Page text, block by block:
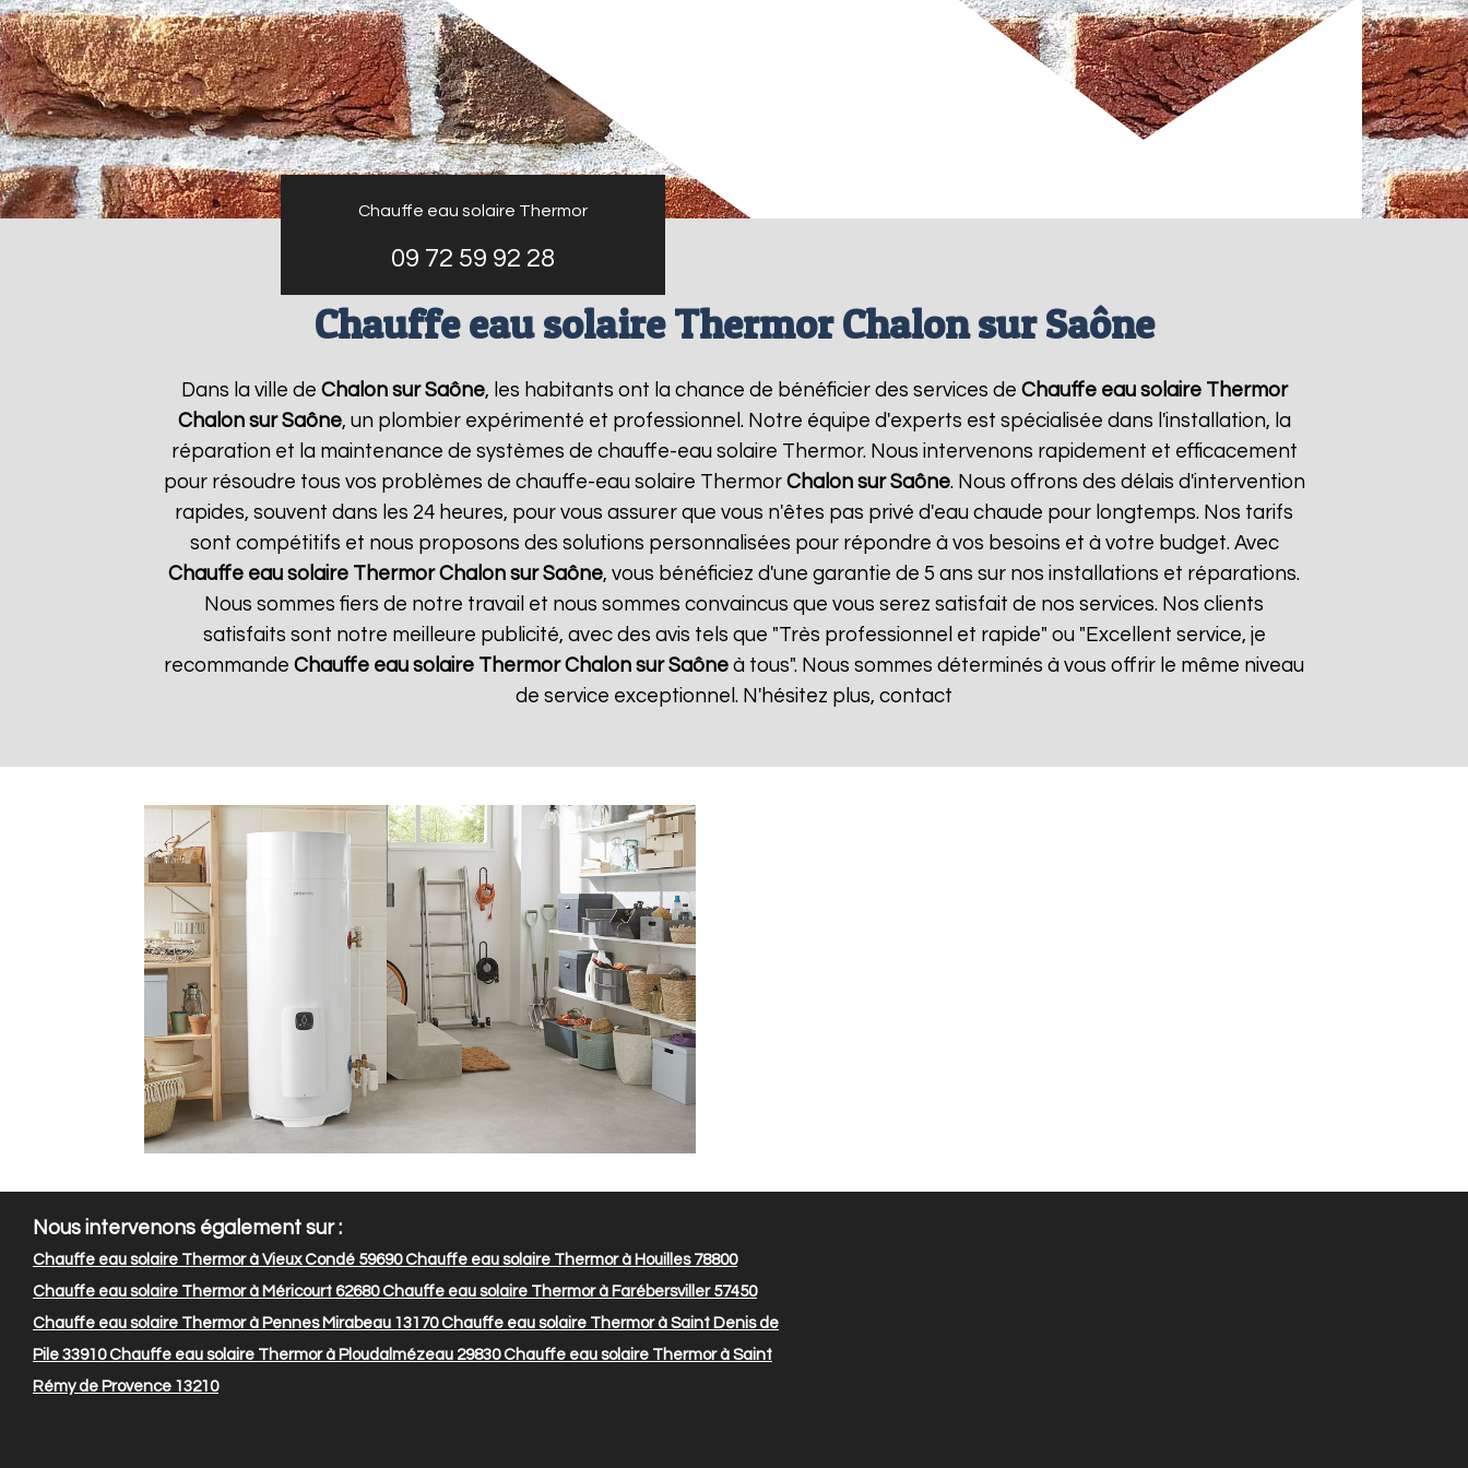
Chauffe eau solaire Thermor
09 72 59 92 28
Chauffe eau solaire Thermor Chalon sur Saône
Dans la ville de Chalon sur Saône, les habitants ont la chance de bénéficier des services de Chauffe eau solaire Thermor
Chalon sur Saône, un plombier expérimenté et professionnel. Notre équipe d'experts est spécialisée dans l'installation, la
réparation et la maintenance de systèmes de chauffe-eau solaire Thermor. Nous intervenons rapidement et efficacement
pour résoudre tous vos problèmes de chauffe-eau solaire Thermor Chalon sur Saône. Nous offrons des délais d'intervention
rapides, souvent dans les 24 heures, pour vous assurer que vous n'êtes pas privé d'eau chaude pour longtemps. Nos tarifs
sont compétitifs et nous proposons des solutions personnalisées pour répondre à vos besoins et à votre budget. Avec
Chauffe eau solaire Thermor Chalon sur Saône, vous bénéficiez d'une garantie de 5 ans sur nos installations et réparations.
Nous sommes fiers de notre travail et nous sommes convaincus que vous serez satisfait de nos services. Nos clients
satisfaits sont notre meilleure publicité, avec des avis tels que "Très professionnel et rapide" ou "Excellent service, je
recommande Chauffe eau solaire Thermor Chalon sur Saône à tous". Nous sommes déterminés à vous offrir le même niveau
de service exceptionnel. N'hésitez plus, contact
Nous intervenons également sur :
Chauffe eau solaire Thermor à Vieux Condé 59690Chauffe eau solaire Thermor à Houilles 78800
Chauffe eau solaire Thermor à Méricourt 62680Chauffe eau solaire Thermor à Farébersviller 57450
Chauffe eau solaire Thermor à Pennes Mirabeau 13170Chauffe eau solaire Thermor à Saint Denis de
Pile 33910Chauffe eau solaire Thermor à Ploudalmézeau 29830Chauffe eau solaire Thermor à Saint
Rémy de Provence 13210